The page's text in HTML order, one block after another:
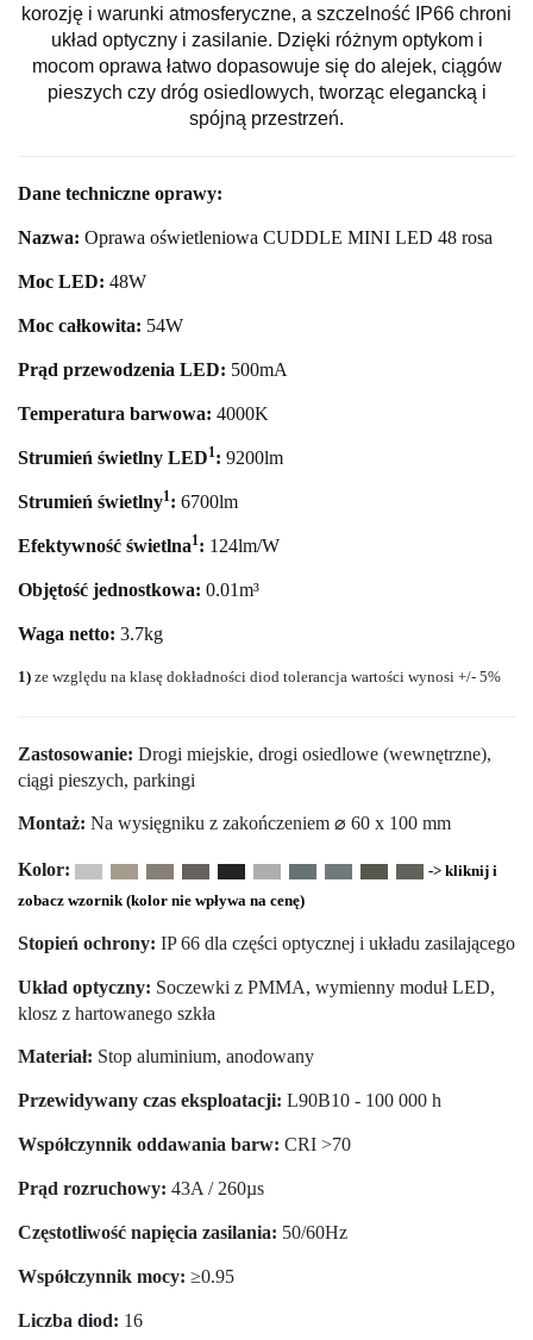
korozję i warunki atmosferyczne, a szczelność IP66 chroni
układ optyczny i zasilanie. Dzięki różnym optykom i
mocom oprawa łatwo dopasowuje się do alejek, ciągów
pieszych czy dróg osiedlowych, tworząc elegancką i
spójną przestrzeń.
Dane techniczne oprawy:
Nazwa: Oprawa oświetleniowa CUDDLE MINI LED 48 rosa
Moc LED: 48W
Moc całkowita: 54W
Prąd przewodzenia LED: 500mA
Temperatura barwowa: 4000K
Strumień świetlny LED1 : 9200lm
Strumień świetlny1 : 6700lm
Efektywność świetlna1 : 124lm/W
Objętość jednostkowa: 0.01m³
Waga netto: 3.7kg
1) ze względu na klasę dokładności diod tolerancja wartości wynosi +/- 5%
Zastosowanie: Drogi miejskie, drogi osiedlowe (wewnętrzne),
ciągi pieszych, parkingi
Montaż: Na wysięgniku z zakończeniem ⌀ 60 x 100 mm
Kolor:
-> kliknij i
zobacz wzornik (kolor nie wpływa na cenę)
Stopień ochrony: IP 66 dla części optycznej i układu zasilającego
Układ optyczny: Soczewki z PMMA, wymienny moduł LED,
klosz z hartowanego szkła
Materiał: Stop aluminium, anodowany
Przewidywany czas eksploatacji: L90B10 - 100 000 h
Współczynnik oddawania barw: CRI >70
Prąd rozruchowy: 43A / 260µs
Częstotliwość napięcia zasilania: 50/60Hz
Współczynnik mocy: ≥0.95
Liczba diod: 16